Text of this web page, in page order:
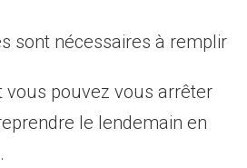
sont nécessaires à remplir
vous pouvez vous arrêter
le lendemain en